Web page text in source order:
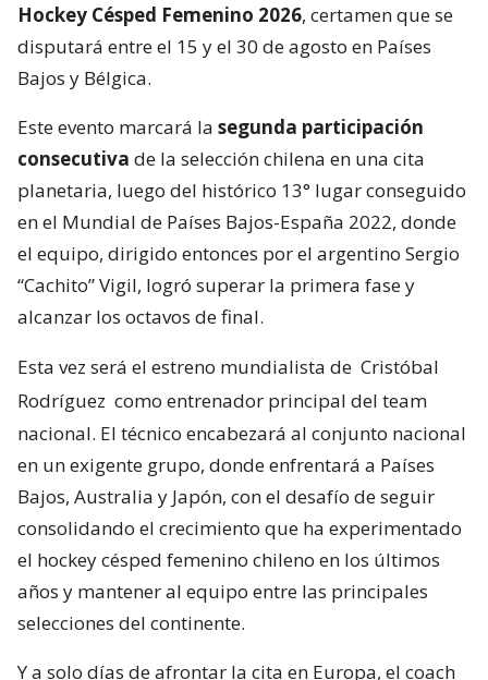
Hockey Césped Femenino 2026, certamen que se
disputará entre el 15 y el 30 de agosto en Países
Bajos y Bélgica.
Este evento marcará la segunda participación
consecutiva de la selección chilena en una cita
planetaria, luego del histórico 13° lugar conseguido
en el Mundial de Países Bajos-España 2022, donde
el equipo, dirigido entonces por el argentino Sergio
“Cachito” Vigil, logró superar la primera fase y
alcanzar los octavos de final.
Esta vez será el estreno mundialista de Cristóbal
Rodríguez como entrenador principal del team
nacional. El técnico encabezará al conjunto nacional
en un exigente grupo, donde enfrentará a Países
Bajos, Australia y Japón, con el desafío de seguir
consolidando el crecimiento que ha experimentado
el hockey césped femenino chileno en los últimos
años y mantener al equipo entre las principales
selecciones del continente.
Y a solo días de afrontar la cita en Europa, el coach